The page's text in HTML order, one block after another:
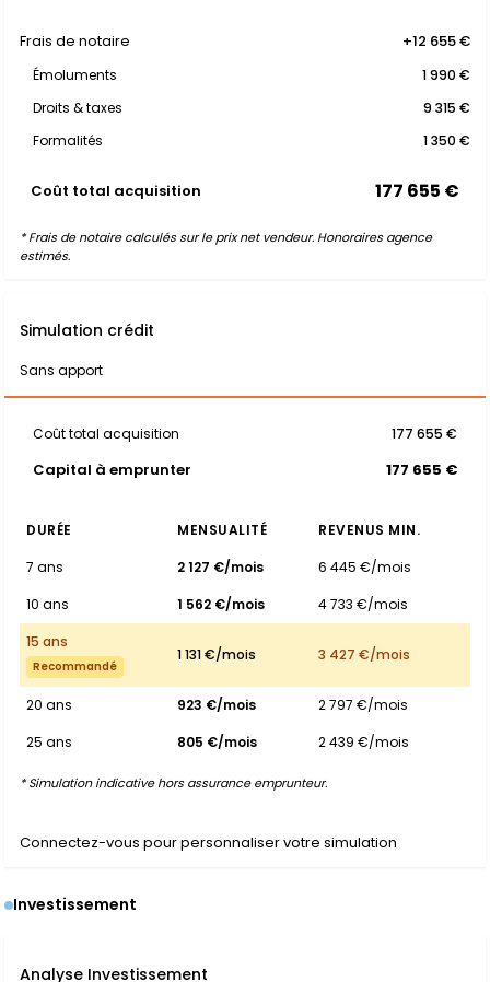
Frais de notaire +12 655 €
Émoluments
1 990 €
Droits & taxes
9 315 €
Formalités
1 350 €
Coût total acquisition 177 655 €
* Frais de notaire calculés sur le prix net vendeur. Honoraires agence
estimés.
Simulation crédit
Sans apport
Coût total acquisition 177 655 €
Capital à emprunter 177 655 €
DURÉE MENSUALITÉ
REVENUS MIN.
7 ans
2 127 €/mois
6 445 €/mois
10 ans
1 562 €/mois
4 733 €/mois
15 ans
Recommandé
1 131 €/mois 3 427 €/mois
20 ans 923 €/mois
2 797 €/mois
25 ans
805 €/mois 2 439 €/mois
* Simulation indicative hors assurance emprunteur.
Connectez-vous pour personnaliser votre simulation
Investissement
Analyse Investissement